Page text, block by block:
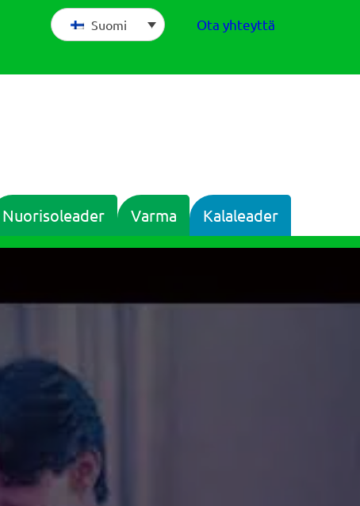
Ota yhteyttä
Suomi
Nuorisoleader Varma Kalaleader